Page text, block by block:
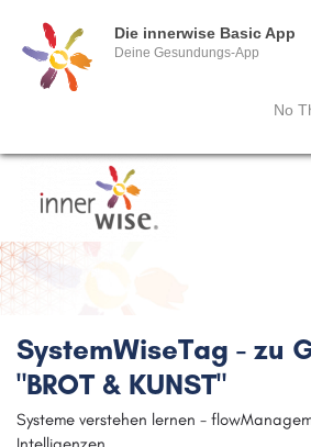
Die innerwise Basic App
Deine Gesundungs-App
No
SystemWiseTag - zu
"BROT & KUNST"
Systeme verstehen lernen -